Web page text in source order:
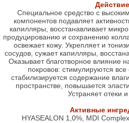
Специальное средство с
компонентов подавляет
капилляры, восстанавливает
продуцированию и сохранению
освежает кожу. Укрепляет и
сосудов, сужает капилляры,
Оказывает благотворное влияние
покровов: стимулируются
стабилизируется содержание
пространстве, повышается
Устраняет отеки
Активные
HYASEALON 1,0%, MDI